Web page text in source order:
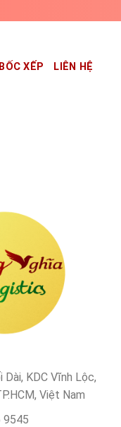
XẾP LIÊN HỆ
KDC Vĩnh Lộc,
Việt Nam
9545